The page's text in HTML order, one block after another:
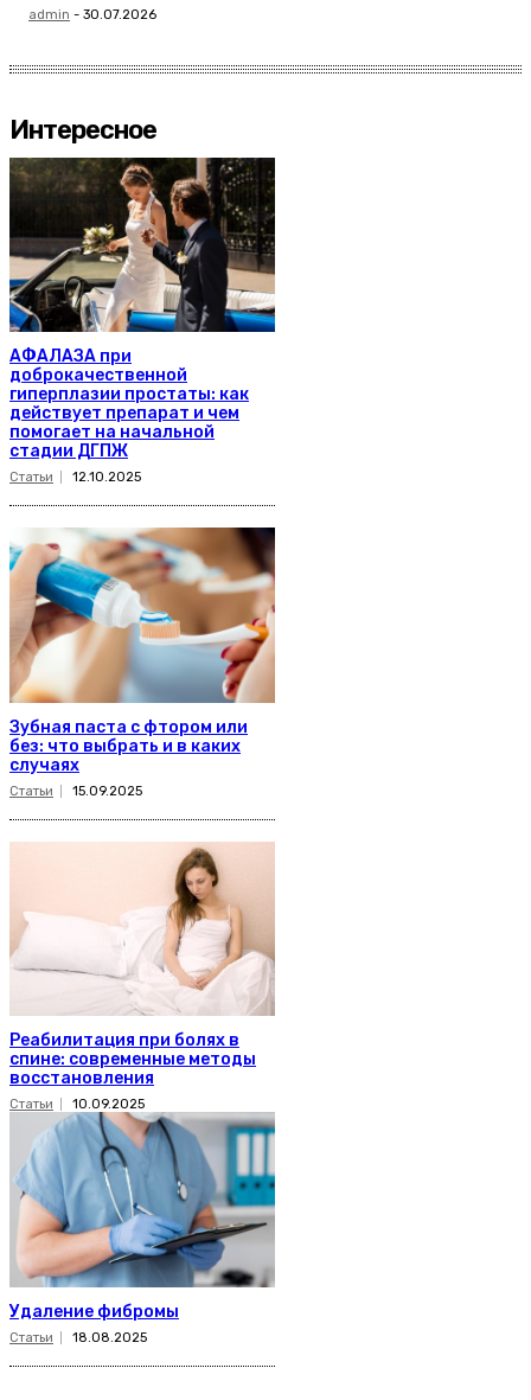
admin - 30.07.2026
Интересное
АФАЛАЗА при
доброкачественной
гиперплазии простаты: как
действует препарат и чем
помогает на начальной
стадии ДГПЖ
Статьи 12.10.2025
Зубная паста с фтором или
без: что выбрать и в каких
случаях
Статьи 15.09.2025
Реабилитация при болях в
спине: современные методы
восстановления
Статьи 10.09.2025
Удаление фибромы
Статьи 18.08.2025